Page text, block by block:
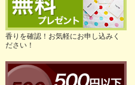
香りを確認！お気軽にお申し込みく
ださい！